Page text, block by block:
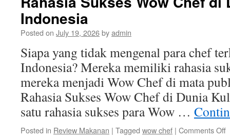
Indonesia
Posted on July 19, 2026byadmin
Siapa yang tidak mengenal para chef
Indonesia? Mereka memiliki rahasia
mereka menjadi Wow Chef di mata
Rahasia Sukses Wow Chef di Dunia
satu rahasia sukses para Wow …
Posted in Review Makanan | Tagged wow chef | Comments Off